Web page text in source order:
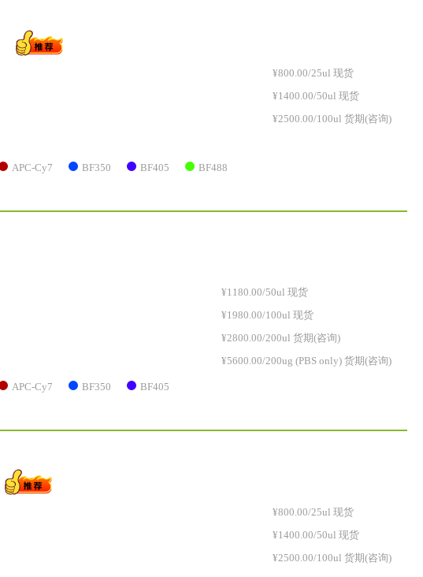
APC-Cy7 BF350 BF405 BF488
¥800.00/25ul 现货
¥1400.00/50ul 现货
¥2500.00/100ul 货期(咨询)
APC-Cy7 BF350 BF405
¥1180.00/50ul 现货
¥1980.00/100ul 现货
¥2800.00/200ul 货期(咨询)
¥5600.00/200ug (PBS only) 货期(咨询)
¥800.00/25ul 现货
¥1400.00/50ul 现货
¥2500.00/100ul 货期(咨询)